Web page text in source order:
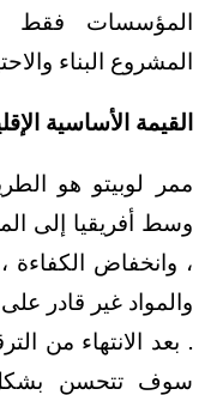
المؤسسات فقط
المشروع البناء
القيمة الأساسية
ممر لوبيتو هو
وسط أفريقيا إلى
، وانخفاض الكفاءة
والمواد غير قادر
. بعد الانتهاء من
سوف تتحسن بشكل